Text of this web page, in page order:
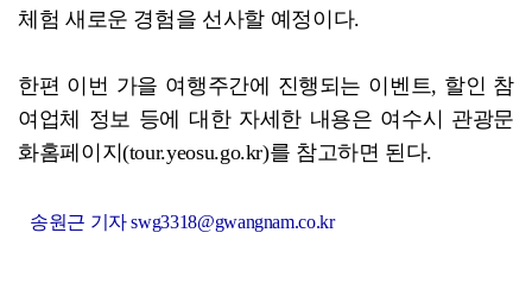
체험 새로운 경험을 선사할 예정이다.
한편 이번 가을 여행주간에 진행되는 이벤트, 할인 참
여업체 정보 등에 대한 자세한 내용은 여수시 관광문
화홈페이지(tour.yeosu.go.kr)를 참고하면 된다.
송원근 기자 swg3318@gwangnam.co.kr